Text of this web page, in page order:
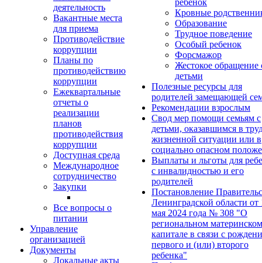
деятельность
Вакантные места
для приема
Противодействие
коррупции
Планы по
противодействию
коррупции
Ежеквартальные
отчеты о
реализации
планов
противодействия
коррупции
Доступная среда
Международное
сотрудничество
Закупки
Все вопросы о
питании
Управление
организацией
Документы
Локальные акты
ребенок
Кровные
Образование
Трудное поведение
Особый ребенок
Форсмажор
Жестокое обращение
детьми
Полезные ресурсы для
родителей замещающей
Рекомендации взрослым
Свод мер помощи семьям с
детьми, оказавшимся в
жизненной ситуации или в
социально опасном
Выплаты и льготы для
с инвалидностью и его
родителей
Постановление
Ленинградской области от
мая 2024 года № 308 "О
региональном материнском
капитале в связи с
первого и (или) второго
ребенка"